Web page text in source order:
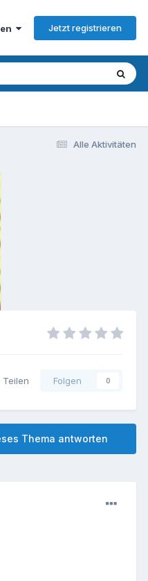
Jetzt registrieren
Alle Aktivitäten
Teilen Folgen 0
Thema antworten